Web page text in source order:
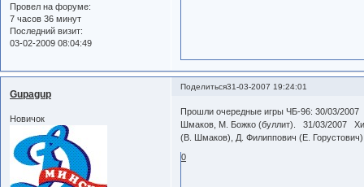
Провел на форуме:
7 часов 36 минут
Последний визит:
03-02-2009 08:04:49
Поделиться31-03-2007 19:24:01
Gupagup
Новичок
Прошли очередные игры ЧБ-96: 30/03/
Шмаков, М. Божко (буллит). 31/03/2007
(В. Шмаков), Д. Филиппович (Е.
0